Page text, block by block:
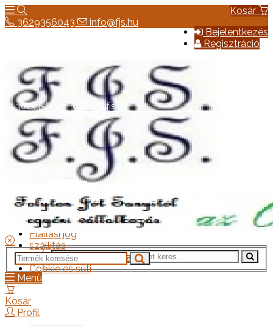
Kosár
Bejelentkezés
Regisztráció
3629356043 info@fjs.hu
Hírek
Elérhetőség
Általános szerződési feltételek
Elállási jog
szállítás
Adatkezelési tájékoztató
Cookie és süti
3629356043 info@fjs.hu
Menü
Kosár
Profil